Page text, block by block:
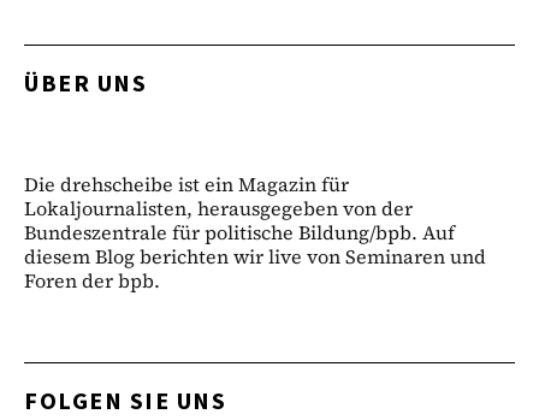
ÜBER UNS
Die drehscheibe ist ein Magazin für
Lokaljournalisten, herausgegeben von der
Bundeszentrale für politische Bildung/bpb. Auf
diesem Blog berichten wir live von Seminaren und
Foren der bpb.
FOLGEN SIE UNS